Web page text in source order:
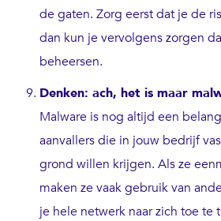
de gaten. Zorg eerst dat je de
dan kun je vervolgens zorgen
beheersen.
Denken: ach, het is maar
Malware is nog altijd een
aanvallers die in jouw bedrijf
grond willen krijgen. Als ze
maken ze vaak gebruik van
je hele netwerk naar zich toe te